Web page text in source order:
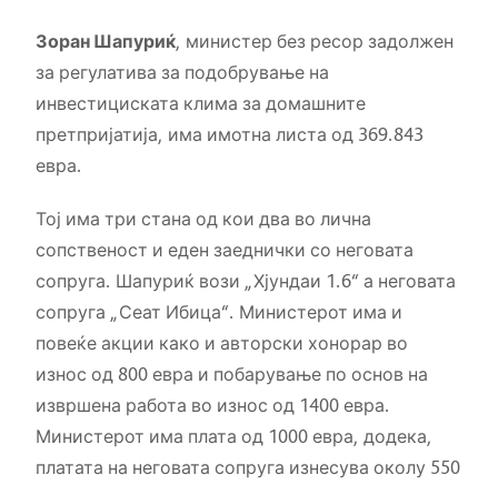
Зоран Шапуриќ, министер без ресор задолжен
за регулатива за подобрување на
инвестициската клима за домашните
претпријатија, има имотна листа од 369.843
евра.
Тој има три стана од кои два во лична
сопственост и еден заеднички со неговата
сопруга. Шапуриќ вози „Хјундаи 1.6“ а неговата
сопруга „Сеат Ибица“. Министерот има и
повеќе акции како и авторски хонорар во
износ од 800 евра и побарување по основ на
извршена работа во износ од 1400 евра.
Министерот има плата од 1000 евра, додека,
платата на неговата сопруга изнесува околу 550